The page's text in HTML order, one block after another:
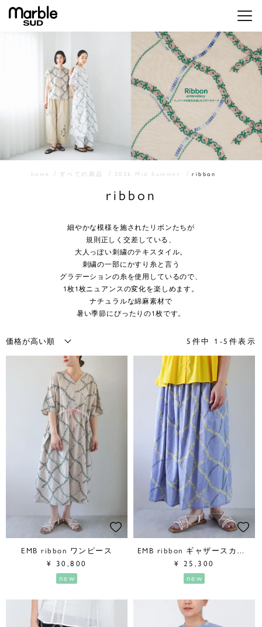
メニ
home すべての商品 2026 Mid Summer ribbon
ribbon
細やかな模様を施されたリボンたちが
規則正しく交差している、
大人っぽい刺繍のテキスタイル。
刺繍の一部にかすり糸と言う
グラデーションの糸を使用しているので、
1枚1枚ニュアンスの変化を楽しめます。
ナチュラルな綿麻素材で
暑い季節にぴったりの1枚です。
5 件中 1 -5 件表示
EMB ribbon ワンピース
¥ 30,800
new
EMB ribbon ギャザースカート
¥ 25,300
new